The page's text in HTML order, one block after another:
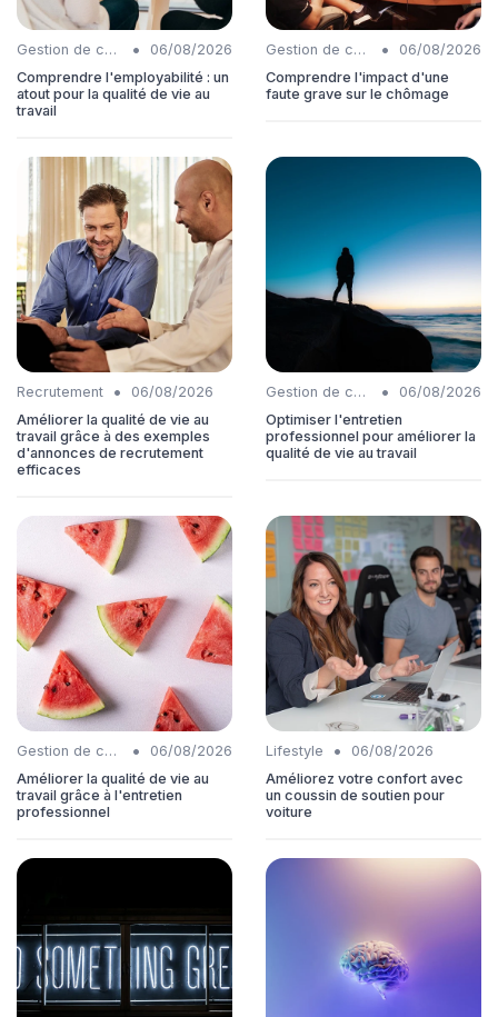
Gestion de carrière •
06/08/2026
Comprendre l'employabilité : un
atout pour la qualité de vie au
travail
Gestion de carrière •
06/08/2026
Comprendre l'impact d'une
faute grave sur le chômage
Recrutement •
06/08/2026
Améliorer la qualité de vie au
travail grâce à des exemples
d'annonces de recrutement
efficaces
Gestion de carrière •
06/08/2026
Optimiser l'entretien
professionnel pour améliorer la
qualité de vie au travail
Gestion de carrière •
06/08/2026
Améliorer la qualité de vie au
travail grâce à l'entretien
professionnel
Lifestyle •
06/08/2026
Améliorez votre confort avec
un coussin de soutien pour
voiture